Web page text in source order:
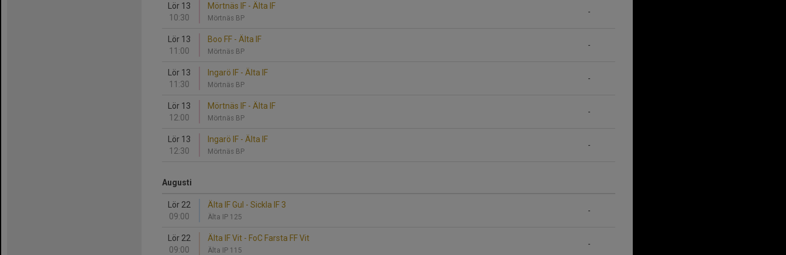
Lör 13
10:30
-
Mörtnäs IF - Älta IF
Mörtnäs BP
Lör 13
11:00
-
Boo FF - Älta IF
Mörtnäs BP
Lör 13
11:30
-
Ingarö IF - Älta IF
Mörtnäs BP
Lör 13
12:00
-
Mörtnäs IF - Älta IF
Mörtnäs BP
Lör 13
12:30
-
Ingarö IF - Älta IF
Mörtnäs BP
Augusti
Lör 22
09:00
-
Älta IF Gul - Sickla IF 3
Älta IP 125
Lör 22
09:00
-
Älta IF Vit - FoC Farsta FF Vit
Älta IP 115